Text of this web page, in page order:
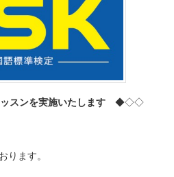
スンを実施いたします ◆◇◇
ります。